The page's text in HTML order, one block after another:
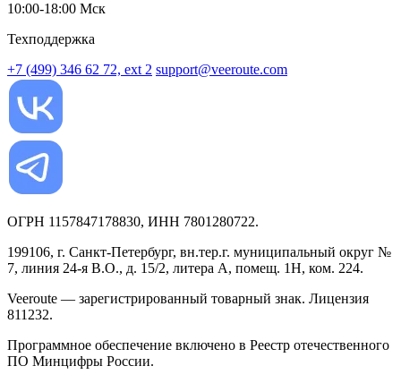
10:00-18:00 Мск
Техподдержка
+7 (499) 346 62 72, ext 2 support@veeroute.com
ОГРН 1157847178830, ИНН 7801280722.
199106, г. Санкт-Петербург, вн.тер.г. муниципальный округ №
7, линия 24-я В.О., д. 15/2, литера А, помещ. 1Н, ком. 224.
Veeroute — зарегистрированный товарный знак. Лицензия
811232.
Программное обеспечение включено в Реестр отечественного
ПО Минцифры России.